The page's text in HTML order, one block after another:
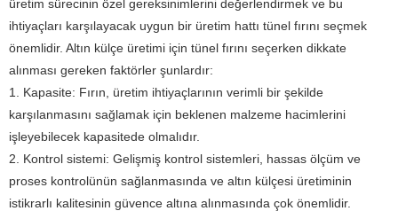
üretim sürecinin özel gereksinimlerini değerlendirmek ve bu
ihtiyaçları karşılayacak uygun bir üretim hattı tünel fırını seçmek
önemlidir. Altın külçe üretimi için tünel fırını seçerken dikkate
alınması gereken faktörler şunlardır:
1. Kapasite: Fırın, üretim ihtiyaçlarının verimli bir şekilde
karşılanmasını sağlamak için beklenen malzeme hacimlerini
işleyebilecek kapasitede olmalıdır.
2. Kontrol sistemi: Gelişmiş kontrol sistemleri, hassas ölçüm ve
proses kontrolünün sağlanmasında ve altın külçesi üretiminin
istikrarlı kalitesinin güvence altına alınmasında çok önemlidir.